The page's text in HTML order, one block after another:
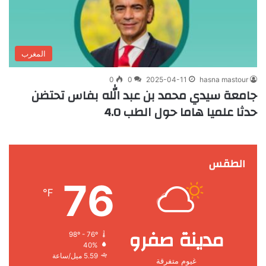
المغرب
hasna mastour
2025-04-11
0
0
جامعة سيدي محمد بن عبد الله بفاس تحتضن
حدثا علميا هاما حول الطب 4.0
الطقس
مدينة صفرو
غيوم متفرقة
76
℉
98º - 76º
40%
5.59 ميل/ساعة